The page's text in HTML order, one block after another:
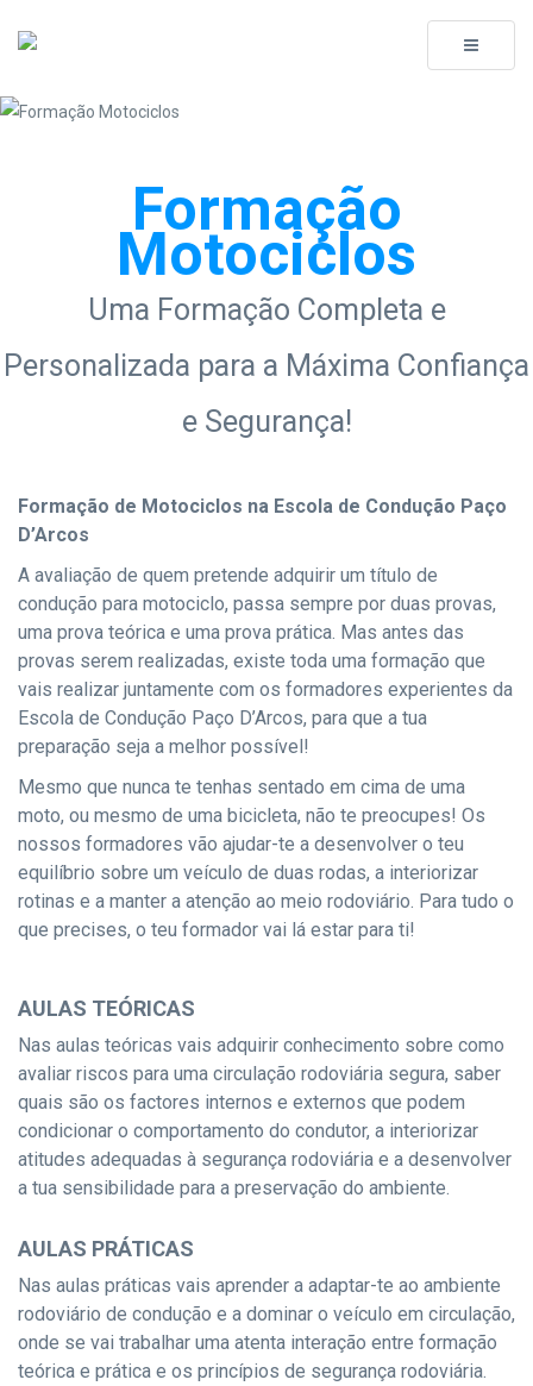
Toggle
Formação
Motociclos
Uma Formação Completa e
Personalizada para a Máxima Confiança
e Segurança!
Formação de Motociclos na Escola de Condução Paço
D’Arcos
A avaliação de quem pretende adquirir um título de
condução para motociclo, passa sempre por duas provas,
uma prova teórica e uma prova prática. Mas antes das
provas serem realizadas, existe toda uma formação que
vais realizar juntamente com os formadores experientes da
Escola de Condução Paço D’Arcos, para que a tua
preparação seja a melhor possível!
Mesmo que nunca te tenhas sentado em cima de uma
moto, ou mesmo de uma bicicleta, não te preocupes! Os
nossos formadores vão ajudar-te a desenvolver o teu
equilíbrio sobre um veículo de duas rodas, a interiorizar
rotinas e a manter a atenção ao meio rodoviário. Para tudo o
que precises, o teu formador vai lá estar para ti!
AULAS TEÓRICAS
Nas aulas teóricas vais adquirir conhecimento sobre como
avaliar riscos para uma circulação rodoviária segura, saber
quais são os factores internos e externos que podem
condicionar o comportamento do condutor, a interiorizar
atitudes adequadas à segurança rodoviária e a desenvolver
a tua sensibilidade para a preservação do ambiente.
AULAS PRÁTICAS
Nas aulas práticas vais aprender a adaptar-te ao ambiente
rodoviário de condução e a dominar o veículo em circulação,
onde se vai trabalhar uma atenta interação entre formação
teórica e prática e os princípios de segurança rodoviária.